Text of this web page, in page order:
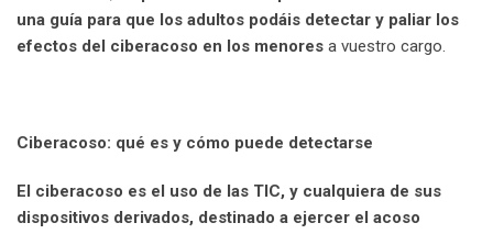
una guía para que los adultos podáis detectar y paliar los
efectos del ciberacoso en los menores a vuestro cargo.
Ciberacoso: qué es y cómo puede detectarse
El ciberacoso es el uso de las TIC, y cualquiera de sus
dispositivos derivados, destinado a ejercer el acoso